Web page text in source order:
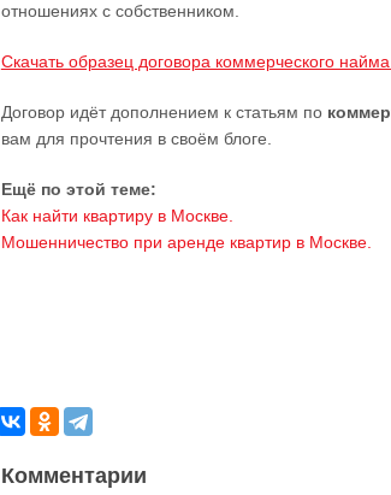
отношениях с собственником.
Скачать образец договора коммерческого
Договор идёт дополнением к статьям по
вам для прочтения в своём блоге.
Ещё по этой теме:
Как найти квартиру в Москве.
Мошенничество при аренде квартир в Москве.
Комментарии